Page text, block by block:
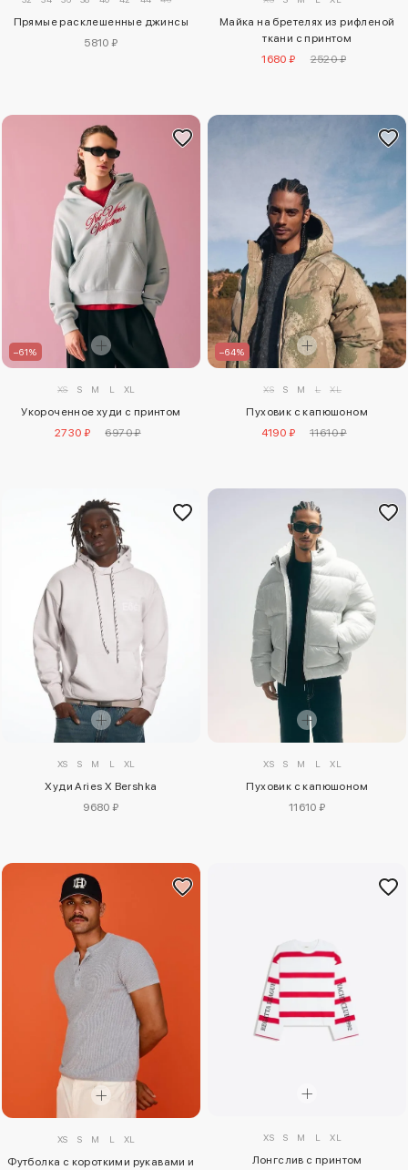
Прямые расклешенные джинсы
5810 ₽
Майка на бретелях из рифленой
ткани с принтом
1680 ₽
2520 ₽
–61%
XS S M L XL
Укороченное худи с принтом
2730 ₽
6970 ₽
–64%
XS S M L XL
Пуховик с капюшоном
4190 ₽
11610 ₽
XS S M L XL
Худи Aries X Bershka
9680 ₽
XS S M L XL
Пуховик с капюшоном
11610 ₽
XS S M L XL
Футболка с короткими рукавами и
XS S M L XL
Лонгслив с принтом